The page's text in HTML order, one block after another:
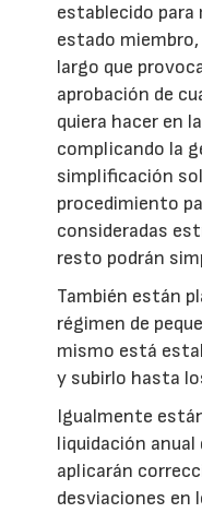
establecido para
estado
largo que
aprobación de
quiera hacer en
complicando la
simplificación
procedimiento
consideradas
resto podrán
También están
régimen de
mismo está
y subirlo hasta
Igualmente
liquidación
aplicarán
desviaciones en